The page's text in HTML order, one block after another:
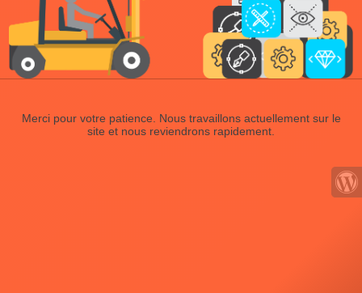
Merci pour votre patience. Nous travaillons actuellement sur le
site et nous reviendrons rapidement.